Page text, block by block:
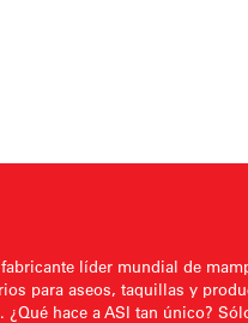
líder mundial de
para aseos, taquillas y
hace a ASI tan único?